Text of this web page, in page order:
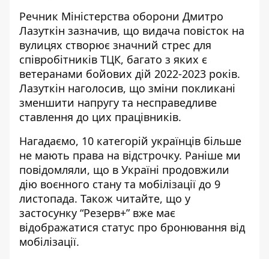
Речник Міністерства оборони Дмитро
Лазуткін зазначив, що видача повісток на
вулицях створює значний стрес для
співробітників ТЦК, багато з яких є
ветеранами бойових дій 2022-2023 років.
Лазуткін наголосив, що зміни покликані
зменшити напругу та несправедливе
ставлення до цих працівників.
Нагадаємо, 10 категорій українців більше
не мають права на відстрочку. Раніше ми
повідомляли, що в Україні продовжили
дію воєнного стану та мобілізації до 9
листопада. Також читайте, що у
застосунку “Резерв+” вже має
відображатися статус про бронювання від
мобілізації.